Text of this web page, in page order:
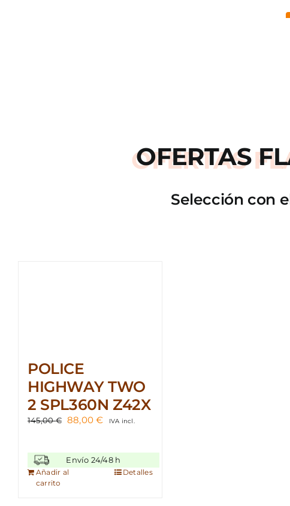
OFERTAS
Selección con
POLICE
HIGHWAY TWO
2 SPL360N Z42X
145,00€ El
era:
145,00 €.
88,00€El
es:
88,00 €.
IVA incl.
Envío 24/48 h
Añadir al
carrito
Detalles